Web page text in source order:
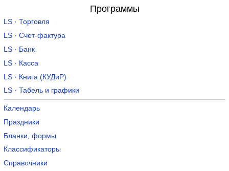
Программы
LS · Торговля
LS · Счет-фактура
LS · Банк
LS · Касса
LS · Книга (КУДиР)
LS · Табель и графики
Календарь
Праздники
Бланки, формы
Классификаторы
Справочники